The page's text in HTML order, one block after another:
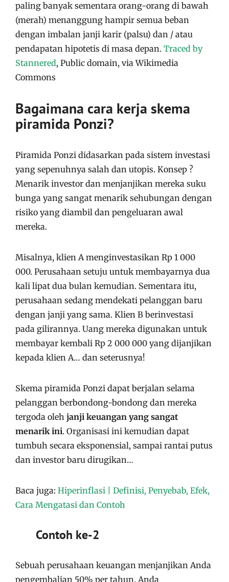
paling banyak sementara orang-orang di bawah
(merah) menanggung hampir semua beban
dengan imbalan janji karir (palsu) dan / atau
pendapatan hipotetis di masa depan. Traced by
Stannered, Public domain, via Wikimedia
Commons
Bagaimana cara kerja skema
piramida Ponzi?
Piramida Ponzi didasarkan pada sistem investasi
yang sepenuhnya salah dan utopis. Konsep ?
Menarik investor dan menjanjikan mereka suku
bunga yang sangat menarik sehubungan dengan
risiko yang diambil dan pengeluaran awal
mereka.
Misalnya, klien A menginvestasikan Rp 1 000
000. Perusahaan setuju untuk membayarnya dua
kali lipat dua bulan kemudian. Sementara itu,
perusahaan sedang mendekati pelanggan baru
dengan janji yang sama. Klien B berinvestasi
pada gilirannya. Uang mereka digunakan untuk
membayar kembali Rp 2 000 000 yang dijanjikan
kepada klien A… dan seterusnya!
Skema piramida Ponzi dapat berjalan selama
pelanggan berbondong-bondong dan mereka
tergoda oleh janji keuangan yang sangat
menarik ini. Organisasi ini kemudian dapat
tumbuh secara eksponensial, sampai rantai putus
dan investor baru dirugikan…
Baca juga: Hiperinflasi | Definisi, Penyebab, Efek,
Cara Mengatasi dan Contoh
Contoh ke-2
Sebuah perusahaan keuangan menjanjikan Anda
pengembalian 50% per tahun. Anda